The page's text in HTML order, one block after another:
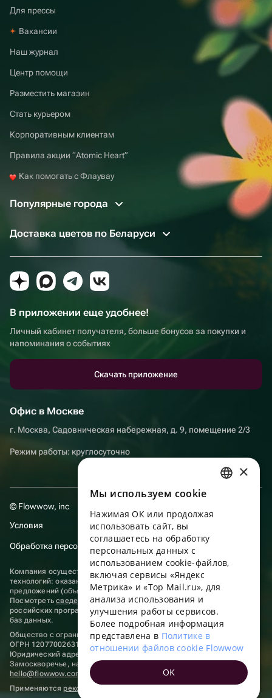
Для прессы
Вакансии
Наш журнал
Центр помощи
Разместить магазин
Стать курьером
Корпоративным клиентам
Правила акции “Atomic Heart”
Как помогать с Флаувау
Популярные города
Доставка цветов по Беларуси
В приложении еще удобнее!
Личный кабинет получателя, больше бонусов за покупки и
напоминания о событиях
Скачать приложение
Офис в Москве
г. Москва, Садовническая набережная, д. 9, помещение 2/3
Режим работы: круглосуточно
© Flowwow, inc
Условия
Обработка персональных данных
Компания осуществляет деятельность в области информационных
технологий: оказание услуг в сети “Интернет” по размещению
предложений (объявлений) продавцов о реализации товаров.
Посмотретьсведения о программах, включенных в реестр
российских программ для электронных вычислительных машин и
баз данных.
Общество с ограниченной ответственностью «ФЛАУВАУ»
ОГРН 1207700263198, ИНН 9702020445
Юридический адрес: г. Москва, вн.тер. г. Муниципальный округ
Замоскворечье, наб. Садовническая, д. 9, помещ. 2/3.
hello@flowwow.com
8 800 555-16-15
Применяютсярекомендательные технологии
ENGLISH
UKRAINIAN
PORTUGUESE
FRENCH
TURKISH
×
Мы используем сookie
Нажимая ОК или продолжая
использовать сайт, вы
соглашаетесь на обработку
персональных данных с
использованием cookie-файлов,
включая сервисы «Яндекс
Метрика» и «Top Mail.ru», для
анализа использования и
улучшения работы сервисов.
Более подробная информация
представлена в Политике в
отношении файлов cookie Flowwow
OK